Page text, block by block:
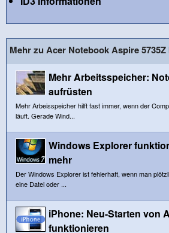
Mehr zu Acer Notebook Aspire
Mehr Arbeitsspeicher:
aufrüsten
Mehr Arbeisspeicher hilft fast immer, wenn der
läuft. Gerade Wind...
Windows Explorer
mehr
Der Windows Explorer ist fehlerhaft, wenn man
eine Datei oder ...
iPhone: Neu-Starten von
funktionieren